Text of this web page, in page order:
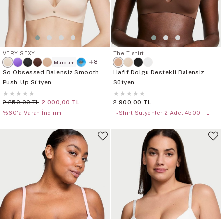
VERY SEXY
Mürdüm
8
So Obsessed Balensiz Smooth
Push-Up Sütyen
★ ★ ★ ★ ★
2.250,00 TL 2.000,00 TL
%60'a Varan İndirim
The T-shirt
Hafif Dolgu Destekli Balensiz
Sütyen
★ ★ ★ ★ ★
2.900,00 TL
T-Shirt Sütyenler 2 Adet 4500 TL